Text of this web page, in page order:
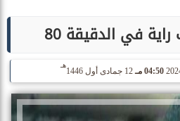
في الدقيقة 80
04:50 مـ 12 جمادى أول 1446
هـ